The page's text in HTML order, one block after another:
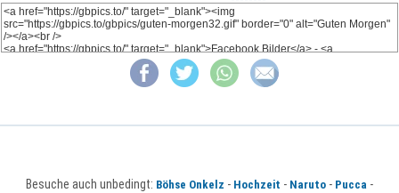
Besuche auch unbedingt: Böhse Onkelz - Hochzeit - Naruto - Pucca -